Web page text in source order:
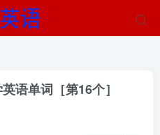
语单词［第16个］